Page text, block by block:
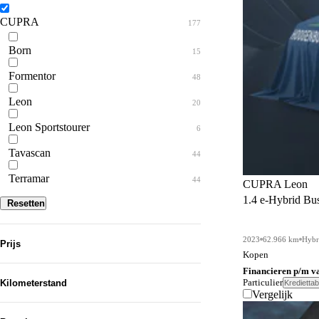
CUPRA 177
Born 15
Formentor 48
Leon 20
Leon Sportstourer 6
Tavascan 44
Terramar 44
Resetten
Prijs
Kilometerstand
CUPRA Leon
1.4 e-Hybrid
2023 62.966 km
Kopen
Financieren p/m
Particulier
Vergelijk